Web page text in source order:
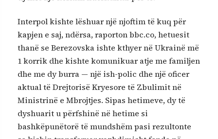
Interpol kishte lëshuar një njoftim të kuq për
kapjen e saj, ndërsa, raporton bbc.co, hetuesit
thanë se Berezovska ishte kthyer në Ukrainë më
1 korrik dhe kishte komunikuar atje me familjen
dhe me dy burra — një ish-polic dhe një oficer
aktual të Drejtorisë Kryesore të Zbulimit në
Ministrinë e Mbrojtjes. Sipas hetimeve, dy të
dyshuarit u përfshinë në hetime si
bashkëpunëtorë të mundshëm pasi rezultonte